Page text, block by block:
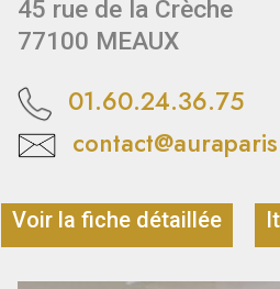
45 rue de la Crèche
77100 MEAUX
01.60.24.36.75
Voir la fiche détaillée